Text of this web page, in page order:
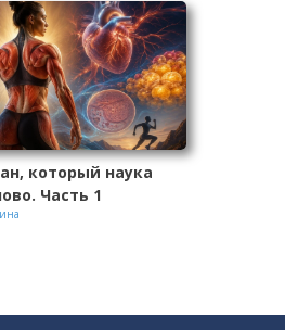
который наука
Часть 1